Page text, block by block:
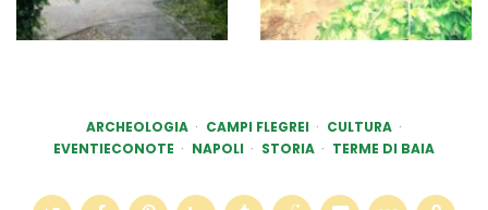
ARCHEOLOGIA CAMPI FLEGREI
CULTURA
EVENTIECONOTE
NAPOLI STORIA TERME DI BAIA